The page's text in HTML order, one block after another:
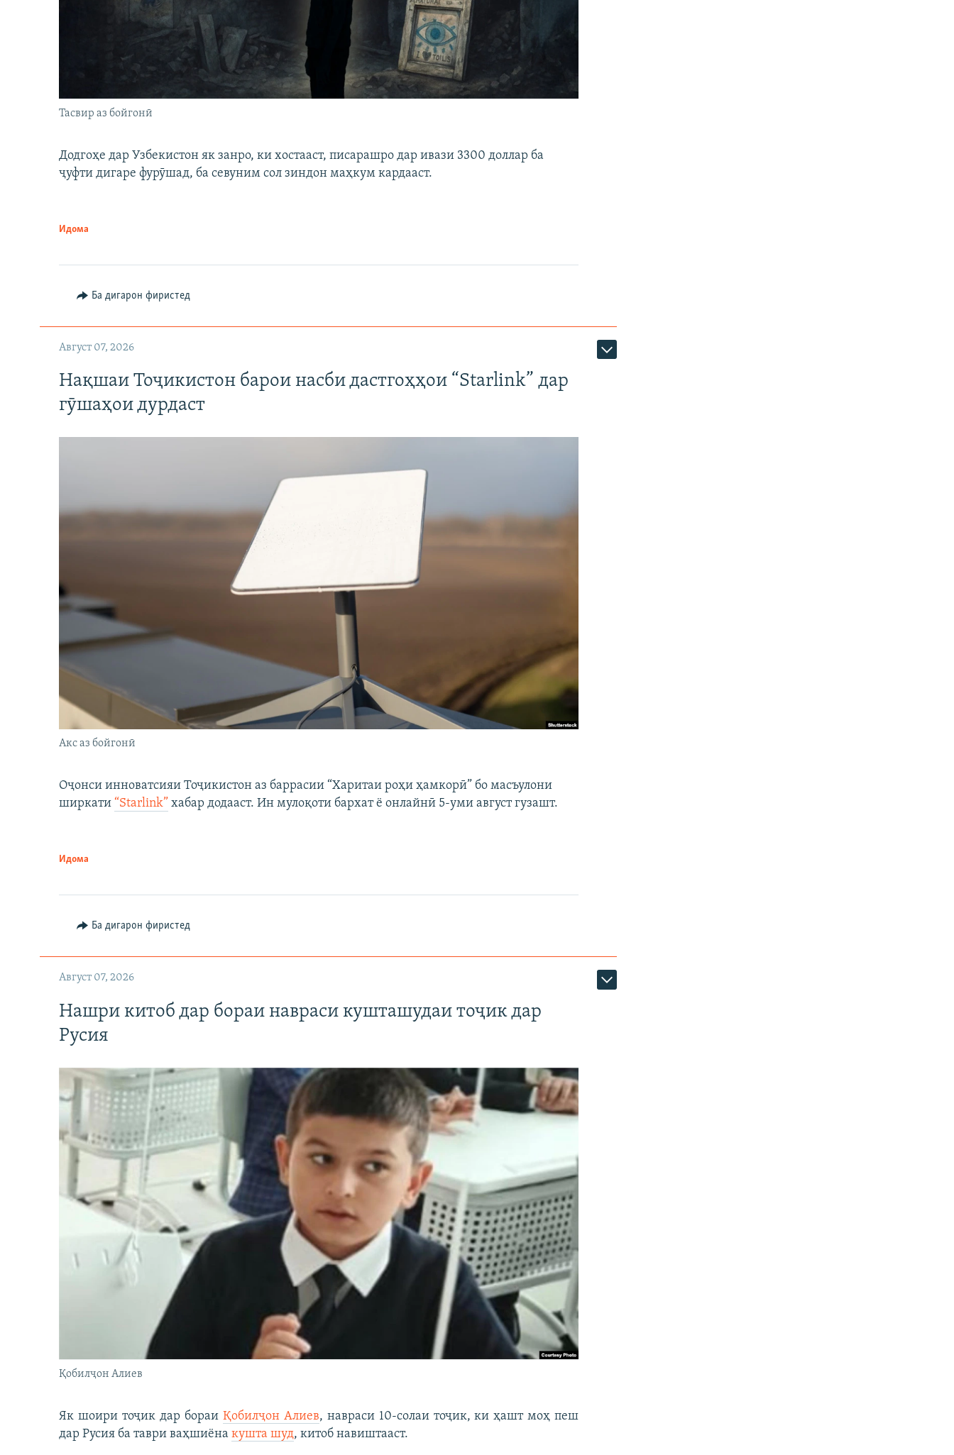
Тасвир аз бойгонӣ
Додгоҳе дар Узбекистон як занро, ки хостааст, писарашро дар ивази 3300 доллар ба
ҷуфти дигаре фурӯшад, ба севуним сол зиндон маҳкум кардааст.
Идома
Ба дигарон фиристед
Август 07, 2026
Нақшаи Тоҷикистон барои насби дастгоҳҳои “Starlink” дар
гӯшаҳои дурдаст
Акс аз бойгонӣ
Оҷонси инноватсияи Тоҷикистон аз баррасии “Харитаи роҳи ҳамкорӣ” бо масъулони
ширкати “Starlink” хабар додааст. Ин мулоқоти бархат ё онлайнӣ 5-уми август гузашт.
Идома
Ба дигарон фиристед
Август 07, 2026
Нашри китоб дар бораи навраси кушташудаи тоҷик дар
Русия
Қобилҷон Алиев
Як шоири тоҷик дар бораи Қобилҷон Алиев, навраси 10-солаи тоҷик, ки ҳашт моҳ пеш
дар Русия ба таври ваҳшиёна кушта шуд, китоб навиштааст.